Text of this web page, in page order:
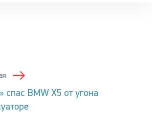
спас BMW X5 от угона